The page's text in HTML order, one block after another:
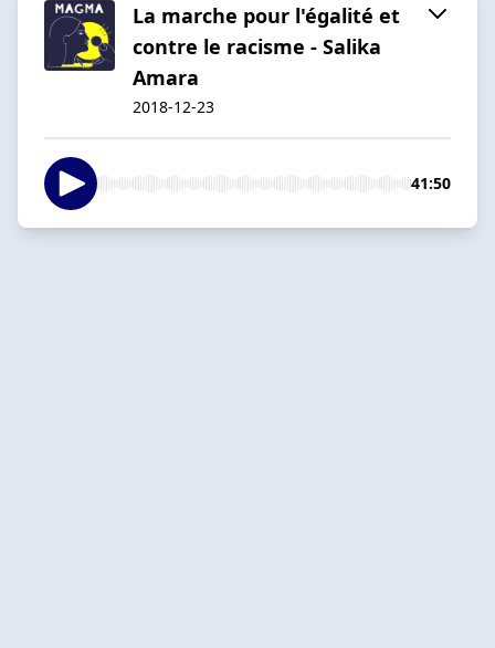
La marche pour l'égalité et
contre le racisme - Salika
Amara
2018-12-23
41:50